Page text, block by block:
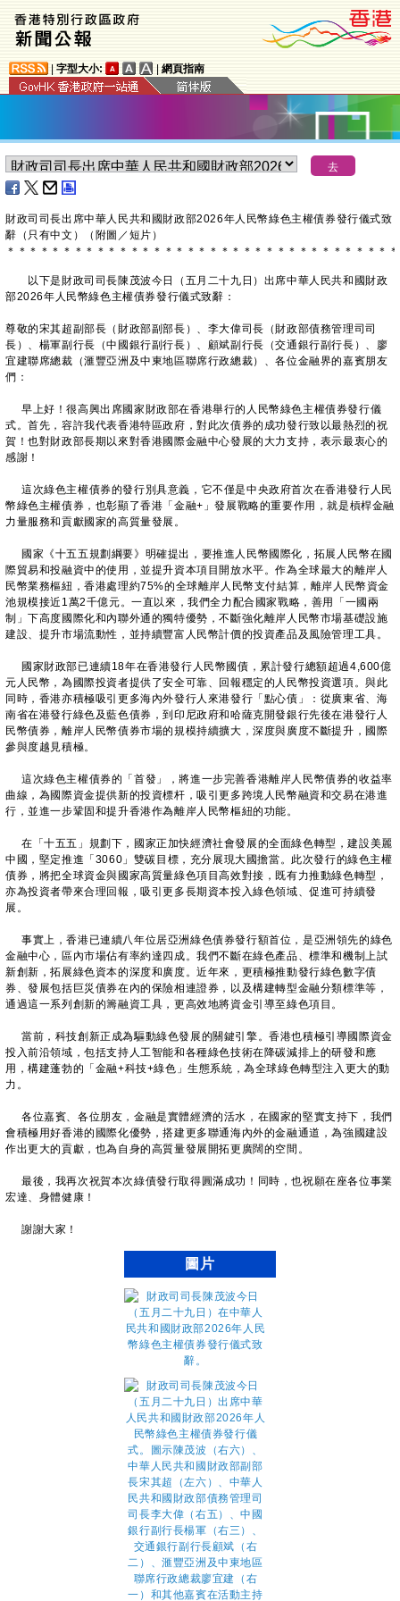
字型大小: 網頁指南
​財政司司長出席中華人民共和國財政部2026年人民幣綠色主權債券發行儀式致
辭（只有中文）（附圖／短片）
＊ ＊ ＊ ＊ ＊ ＊ ＊ ＊ ＊ ＊ ＊ ＊ ＊ ＊ ＊ ＊ ＊ ＊ ＊ ＊ ＊ ＊ ＊ ＊ ＊ ＊ ＊ ＊ ＊ ＊ ＊ ＊ ＊ ＊ ＊
以下是財政司司長陳茂波今日（五月二十九日）出席中華人民共和國財政
部2026年人民幣綠色主權債券發行儀式致辭：
尊敬的宋其超副部長（財政部副部長）、李大偉司長（財政部債務管理司司
長）、楊軍副行長（中國銀行副行長）、顧斌副行長（交通銀行副行長）、廖
宜建聯席總裁（滙豐亞洲及中東地區聯席行政總裁）、各位金融界的嘉賓朋友
們：
早上好！很高興出席國家財政部在香港舉行的人民幣綠色主權債券發行儀
式。首先，容許我代表香港特區政府，對此次債券的成功發行致以最熱烈的祝
賀！也對財政部長期以來對香港國際金融中心發展的大力支持，表示最衷心的
感謝！
這次綠色主權債券的發行別具意義，它不僅是中央政府首次在香港發行人民
幣綠色主權債券，也彰顯了香港「金融+」發展戰略的重要作用，就是槓桿金融
力量服務和貢獻國家的高質量發展。
國家《十五五規劃綱要》明確提出，要推進人民幣國際化，拓展人民幣在國
際貿易和投融資中的使用，並提升資本項目開放水平。作為全球最大的離岸人
民幣業務樞紐，香港處理約75%的全球離岸人民幣支付結算，離岸人民幣資金
池規模接近1萬2千億元。一直以來，我們全力配合國家戰略，善用「一國兩
制」下高度國際化和內聯外通的獨特優勢，不斷強化離岸人民幣市場基礎設施
建設、提升市場流動性，並持續豐富人民幣計價的投資產品及風險管理工具。
國家財政部已連續18年在香港發行人民幣國債，累計發行總額超過4,600億
元人民幣，為國際投資者提供了安全可靠、回報穩定的人民幣投資選項。與此
同時，香港亦積極吸引更多海內外發行人來港發行「點心債」：從廣東省、海
南省在港發行綠色及藍色債券，到印尼政府和哈薩克開發銀行先後在港發行人
民幣債券，離岸人民幣債券市場的規模持續擴大，深度與廣度不斷提升，國際
參與度越見積極。
這次綠色主權債券的「首發」，將進一步完善香港離岸人民幣債券的收益率
曲線，為國際資金提供新的投資標杆，吸引更多跨境人民幣融資和交易在港進
行，並進一步鞏固和提升香港作為離岸人民幣樞紐的功能。
在「十五五」規劃下，國家正加快經濟社會發展的全面綠色轉型，建設美麗
中國，堅定推進「3060」雙碳目標，充分展現大國擔當。此次發行的綠色主權
債券，將把全球資金與國家高質量綠色項目高效對接，既有力推動綠色轉型，
亦為投資者帶來合理回報，吸引更多長期資本投入綠色領域、促進可持續發
展。
事實上，香港已連續八年位居亞洲綠色債券發行額首位，是亞洲領先的綠色
金融中心，區內市場佔有率約達四成。我們不斷在綠色產品、標準和機制上試
新創新，拓展綠色資本的深度和廣度。近年來，更積極推動發行綠色數字債
券、發展包括巨災債券在內的保險相連證券，以及構建轉型金融分類標準等，
通過這一系列創新的籌融資工具，更高效地將資金引導至綠色項目。
當前，科技創新正成為驅動綠色發展的關鍵引擎。香港也積極引導國際資金
投入前沿領域，包括支持人工智能和各種綠色技術在降碳減排上的研發和應
用，構建蓬勃的「金融+科技+綠色」生態系統，為全球綠色轉型注入更大的動
力。
各位嘉賓、各位朋友，金融是實體經濟的活水，在國家的堅實支持下，我們
會積極用好香港的國際化優勢，搭建更多聯通海內外的金融通道，為強國建設
作出更大的貢獻，也為自身的高質量發展開拓更廣闊的空間。
最後，我再次祝賀本次綠債發行取得圓滿成功！同時，也祝願在座各位事業
宏達、身體健康！
謝謝大家！
圖片